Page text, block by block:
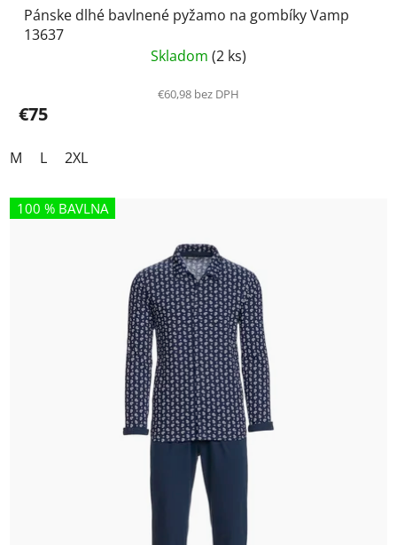
Pánske dlhé bavlnené pyžamo na gombíky Vamp
13637
Skladom (2 ks)
€60,98 bez DPH
€75
M L 2XL
100 % BAVLNA